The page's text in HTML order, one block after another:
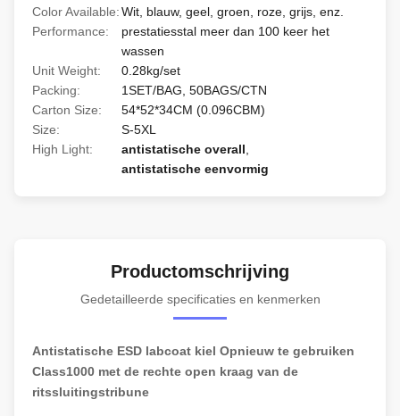
Color Available:Wit, blauw, geel, groen, roze, grijs, enz.
Performance:
prestatiesstal meer dan 100 keer het
wassen
Unit Weight:
0.28kg/set
Packing:
1SET/BAG, 50BAGS/CTN
Carton Size:
54*52*34CM (0.096CBM)
Size:
S-5XL
High Light:
antistatische overall
antistatische eenvormig
Productomschrijving
Gedetailleerde specificaties en kenmerken
Antistatische ESD labcoat kiel Opnieuw te gebruiken
Class1000 met de rechte open kraag van de
ritssluitingstribune